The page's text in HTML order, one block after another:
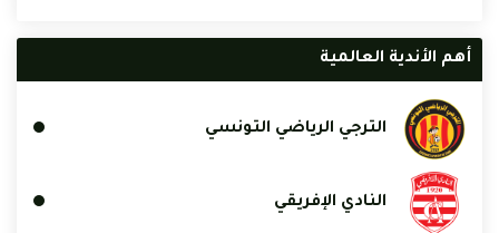
أهم الأندية العالمية
الترجي الرياضي التونسي
النادي الإفريقي